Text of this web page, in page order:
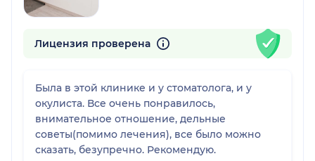
Лицензия проверена
Была в этой клинике и у стоматолога, и у
окулиста. Все очень понравилось,
внимательное отношение, дельные
советы(помимо лечения), все было можно
сказать, безупречно. Рекомендую.